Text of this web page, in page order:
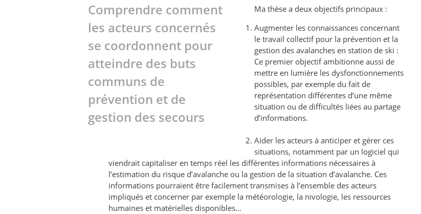
Comprendre comment
les acteurs concernés
se coordonnent pour
atteindre des buts
communs de
prévention et de
gestion des secours
Ma thèse a deux objectifs principaux :
Augmenter les connaissances concernant
le travail collectif pour la prévention et la
gestion des avalanches en station de ski :
Ce premier objectif ambitionne aussi de
mettre en lumière les dysfonctionnements
possibles, par exemple du fait de
représentation différentes d’une même
situation ou de difficultés liées au partage
d’informations.
Aider les acteurs à anticiper et gérer ces
situations, notamment par un logiciel qui
viendrait capitaliser en temps réel les différentes informations nécessaires à
l’estimation du risque d’avalanche ou la gestion de la situation d’avalanche. Ces
informations pourraient être facilement transmises à l’ensemble des acteurs
impliqués et concerner par exemple la météorologie, la nivologie, les ressources
humaines et matérielles disponibles…